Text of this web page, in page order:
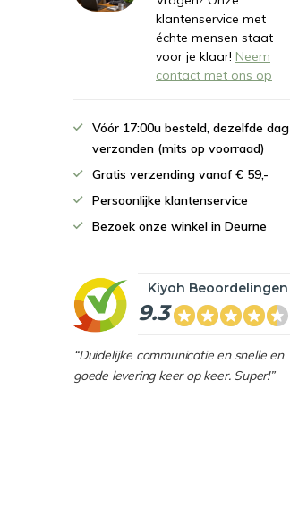
klantenservice met
échte mensen staat
voor je klaar! Neem
contact met ons op
Vóór 17:00u besteld, dezelfde dag
verzonden (mits op voorraad)
Gratis verzending vanaf € 59,-
Persoonlijke klantenservice
Bezoek onze winkel in Deurne
9.3
Kiyoh Beoordelingen
“Duidelijke communicatie en snelle en
goede levering keer op keer. Super!”